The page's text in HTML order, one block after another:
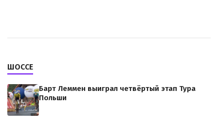
ШОССЕ
Барт Леммен выиграл четвёртый этап Тура
Польши